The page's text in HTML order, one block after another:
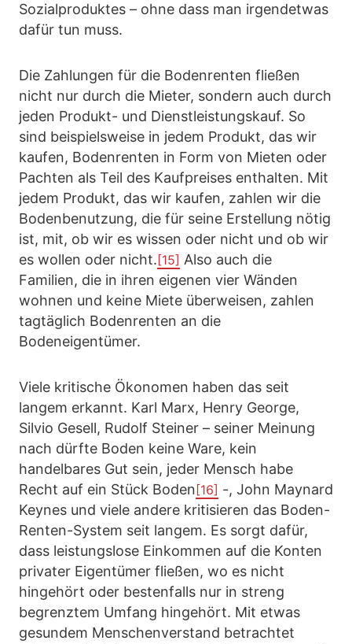
Sozialproduktes – ohne dass man irgendetwas
dafür tun muss.
Die Zahlungen für die Bodenrenten fließen
nicht nur durch die Mieter, sondern auch durch
jeden Produkt- und Dienstleistungskauf. So
sind beispielsweise in jedem Produkt, das wir
kaufen, Bodenrenten in Form von Mieten oder
Pachten als Teil des Kaufpreises enthalten. Mit
jedem Produkt, das wir kaufen, zahlen wir die
Bodenbenutzung, die für seine Erstellung nötig
ist, mit, ob wir es wissen oder nicht und ob wir
es wollen oder nicht. [15] Also auch die
Familien, die in ihren eigenen vier Wänden
wohnen und keine Miete überweisen, zahlen
tagtäglich Bodenrenten an die
Bodeneigentümer.
Viele kritische Ökonomen haben das seit
langem erkannt. Karl Marx, Henry George,
Silvio Gesell, Rudolf Steiner – seiner Meinung
nach dürfte Boden keine Ware, kein
handelbares Gut sein, jeder Mensch habe
Recht auf ein Stück Boden [16] -, John Maynard
Keynes und viele andere kritisieren das Boden-
Renten-System seit langem. Es sorgt dafür,
dass leistungslose Einkommen auf die Konten
privater Eigentümer fließen, wo es nicht
hingehört oder bestenfalls nur in streng
begrenztem Umfang hingehört. Mit etwas
gesundem Menschenverstand betrachtet